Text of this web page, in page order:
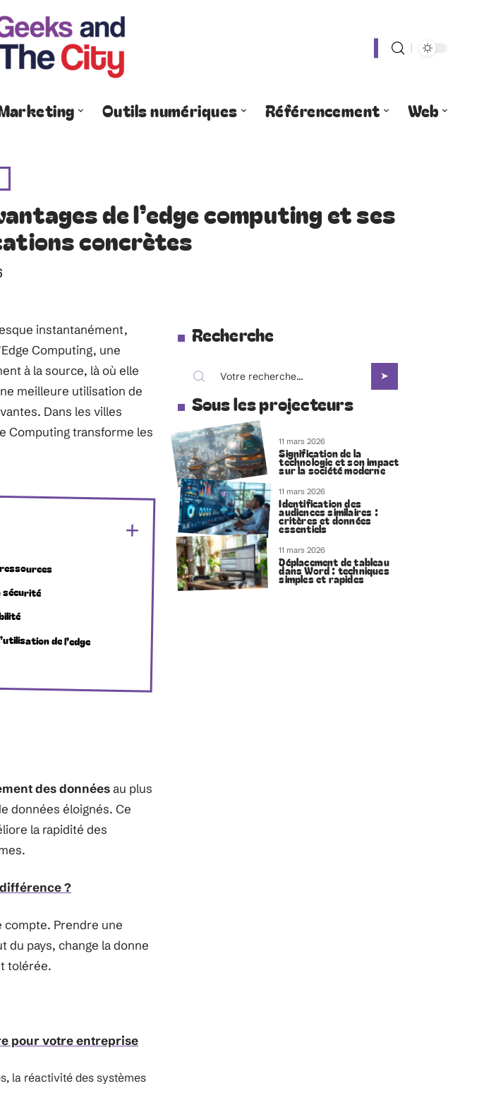
Outils numériques Référencement Web
de l’edge computing et ses
concrètes
instantanément,
Computing, une
à la source, là où elle
meilleure utilisation de
Dans les villes
Computing transforme les
sécurité
de l’edge
des donnéesau plus
données éloignés. Ce
la rapidité des
?
compte. Prendre une
du pays, change la donne
tolérée.
pour votre entreprise
la réactivité des systèmes
Recherche
Sous les projecteurs
11 mars 2026
Signification de la
technologie et son impact
sur la société moderne
11 mars 2026
Identification des
audiences similaires :
critères et données
essentiels
11 mars 2026
Déplacement de tableau
dans Word : techniques
simples et rapides